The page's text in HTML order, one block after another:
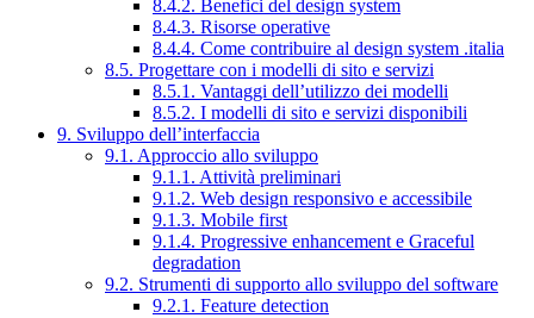
8.4.2. Benefici del design system
8.4.3. Risorse operative
8.4.4. Come contribuire al design system .italia
8.5. Progettare con i modelli di sito e servizi
8.5.1. Vantaggi dell’utilizzo dei modelli
8.5.2. I modelli di sito e servizi disponibili
9. Sviluppo dell’interfaccia
9.1. Approccio allo sviluppo
9.1.1. Attività preliminari
9.1.2. Web design responsivo e accessibile
9.1.3. Mobile first
9.1.4. Progressive enhancement e Graceful
degradation
9.2. Strumenti di supporto allo sviluppo del software
9.2.1. Feature detection